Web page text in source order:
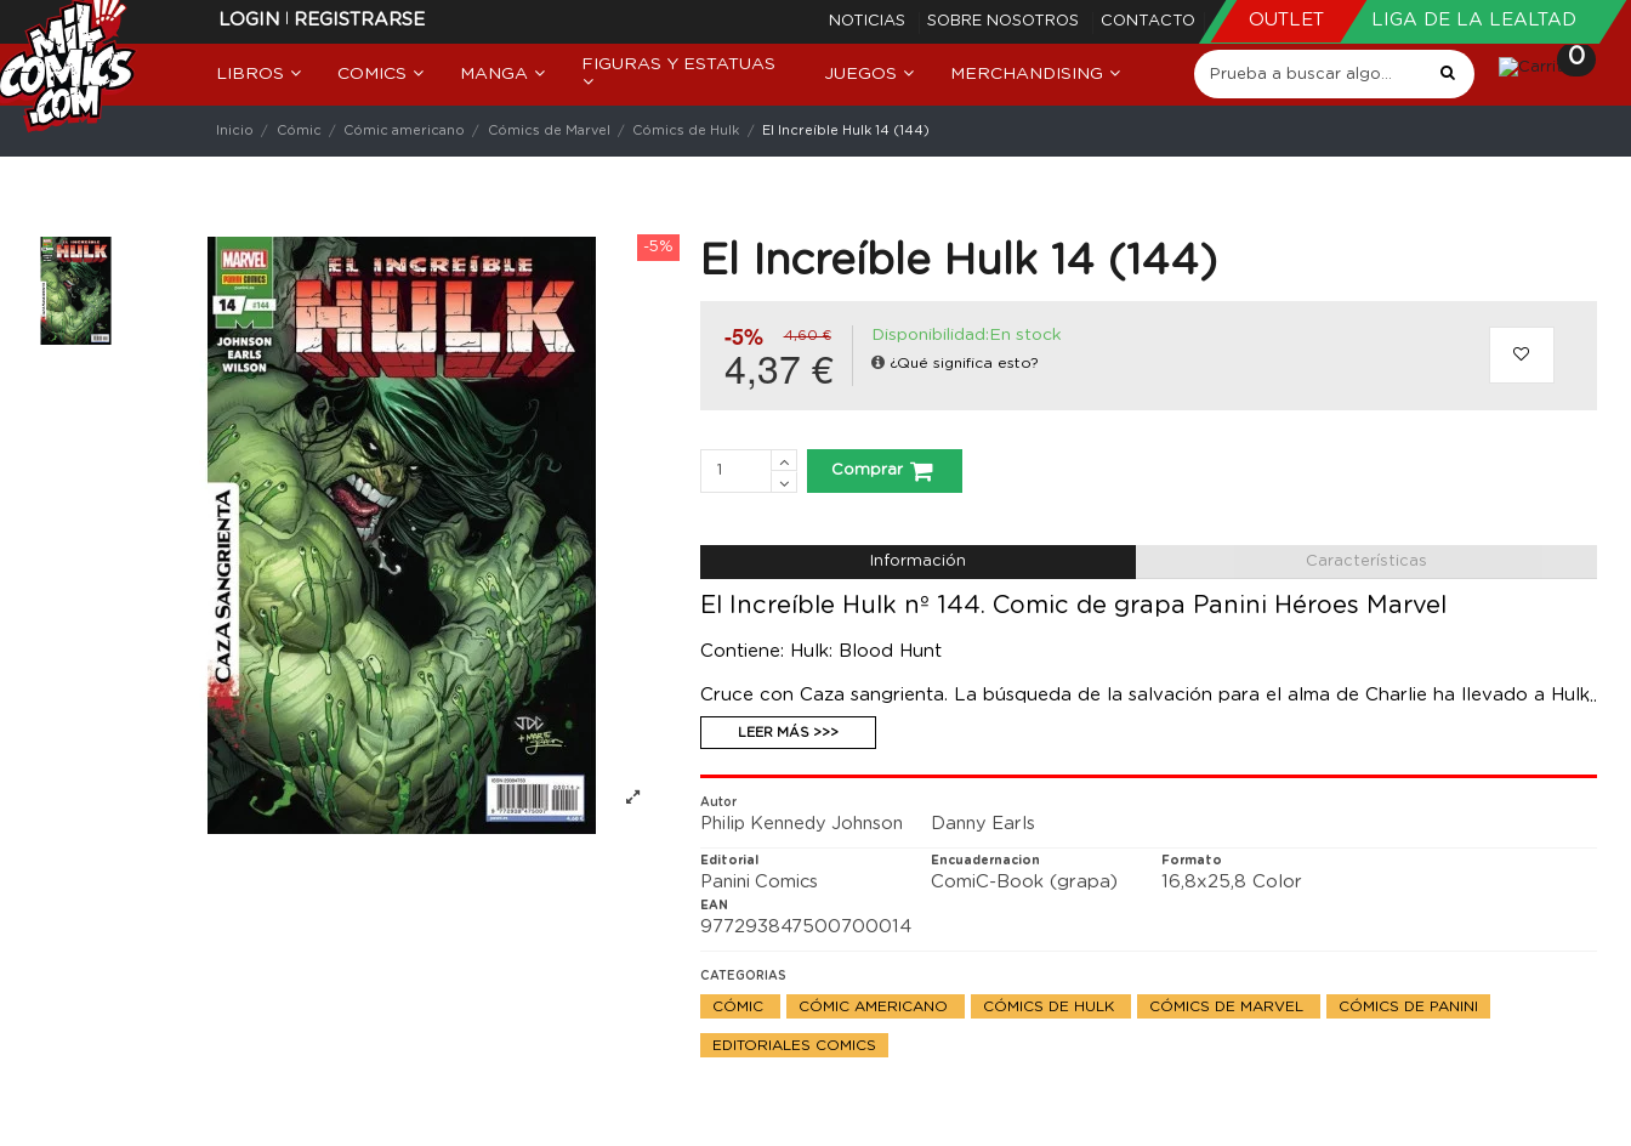
LOGIN | REGISTRARSE NOTICIAS SOBRE NOSOTROS CONTACTO OUTLET LIGA DE LA LEALTAD
LIBROS COMICS MANGA
FIGURAS Y ESTATUAS
JUEGOS MERCHANDISING
0
Inicio Cómic Cómic americano Cómics de Marvel Cómics de Hulk El Increíble Hulk 14 (144)
-5% El Increíble Hulk 14 (144)
-5% 4,60 €
4,37 €
Disponibilidad:En stock
¿Qué significa esto?
Comprar
Información Características
El Increíble Hulk nº 144. Comic de grapa Panini Héroes Marvel
Contiene: Hulk: Blood Hunt
Cruce con Caza sangrienta. La búsqueda de la salvación para el alma de Charlie ha llevado a Hulk
y Banner hasta un pueblo donde sólo hay un habitante... con una historia que contar. Antes de que
termine la noche, aprenderán que tienen ante ellos mucho más de lo que parece, y que el desierto
LEER MÁS >>>
Autor
Philip Kennedy Johnson Danny Earls
Editorial
Panini Comics
Encuadernacion
ComiC-Book (grapa)
Formato
16,8x25,8 Color
EAN
977293847500700014
CATEGORIAS
CÓMIC CÓMIC AMERICANO CÓMICS DE HULK CÓMICS DE MARVEL CÓMICS DE PANINI
EDITORIALES COMICS